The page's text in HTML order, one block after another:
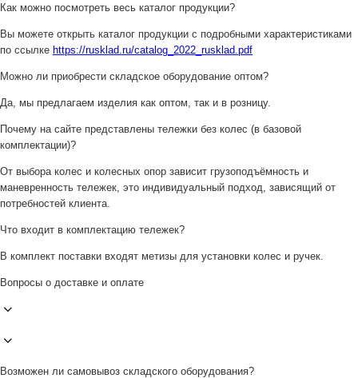
Как можно посмотреть весь каталог продукции?
Вы можете открыть каталог продукции с подробными характеристиками
по ссылке https://rusklad.ru/catalog_2022_rusklad.pdf
Можно ли приобрести складское оборудование оптом?
Да, мы предлагаем изделия как оптом, так и в розницу.
Почему на сайте представлены тележки без колес (в базовой
комплектации)?
От выбора колес и колесных опор зависит грузоподъёмность и
маневренность тележек, это индивидуальный подход, зависящий от
потребностей клиента.
Что входит в комплектацию тележек?
В комплект поставки входят метизы для установки колес и ручек.
Вопросы о доставке и оплате
Возможен ли самовывоз складского оборудования?